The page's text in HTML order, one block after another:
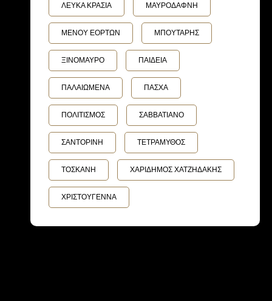
ΛΕΥΚΑ ΚΡΑΣΙΑ ΜΑΥΡΟΔΑΦΝΗ
ΜΕΝΟΥ ΕΟΡΤΩΝ ΜΠΟΥΤΑΡΗΣ
ΞΙΝΟΜΑΥΡΟ ΠΑΙΔΕΙΑ
ΠΑΛΑΙΩΜΕΝΑ ΠΑΣΧΑ
ΠΟΛΙΤΙΣΜΟΣ ΣΑΒΒΑΤΙΑΝΟ
ΣΑΝΤΟΡΙΝΗ ΤΕΤΡΑΜΥΘΟΣ
ΤΟΣΚΑΝΗ ΧΑΡΙΔΗΜΟΣ ΧΑΤΖΗΔΑΚΗΣ
ΧΡΙΣΤΟΥΓΕΝΝΑ